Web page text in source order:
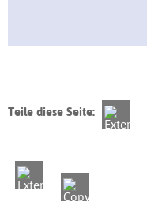
Teile diese Seite: